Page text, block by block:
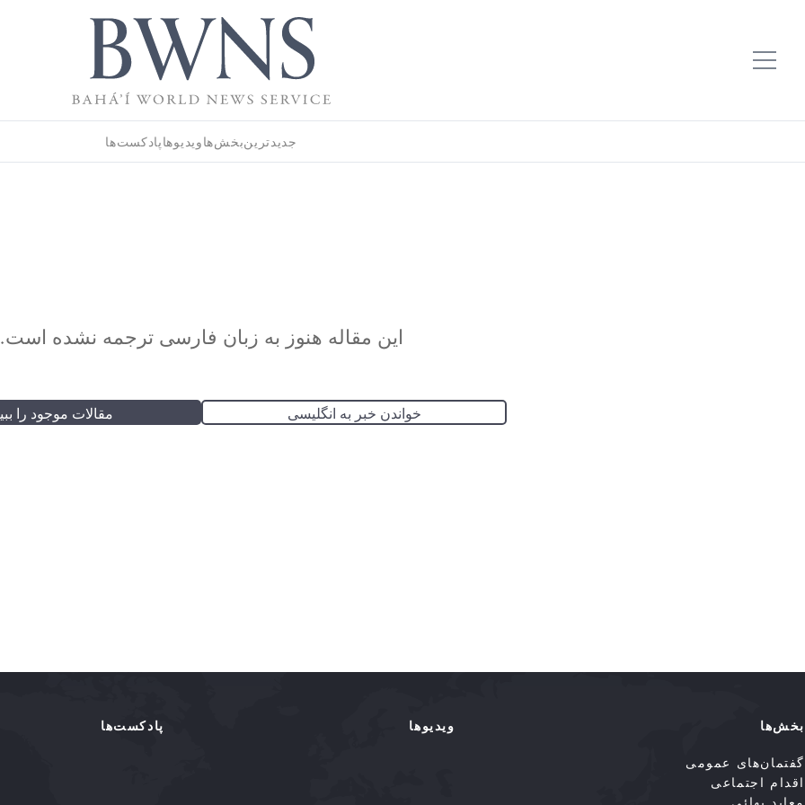
جدیدترینبخش‌هاویدیوهاپادکست‌ها
این مقاله هنوز به زبان فارسی ترجمه نشده است.
خواندن خبر به انگلیسی مقالات موجود را
بخش‌ها
گفتمان‌های عمومی
اقدام اجتماعی
معابد بهائی
ویدیوها پادکست‌ها